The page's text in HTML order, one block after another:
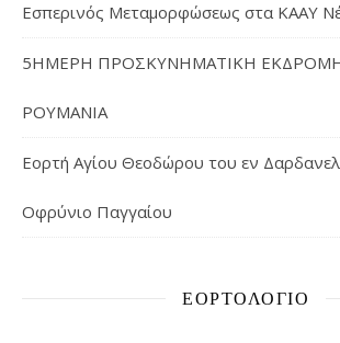
Εσπερινός Μεταμορφώσεως στα ΚΑΑΥ
5ΗΜΕΡΗ ΠΡΟΣΚΥΝΗΜΑΤΙΚΗ
ΡΟΥΜΑΝΙΑ
Εορτή Αγίου Θεοδώρου του εν
Οφρύνιο Παγγαίου
ΕΟΡΤΟΛΌΓΙΟ